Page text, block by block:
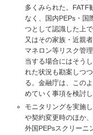
多くみられた。FATF
なく、国内PEPs・国
つとして認識した上
又はその家族・近親
マネロン等リスク管
当する場合にはそう
れた状況も勘案しつ
る。金融庁は、この
めていく事項を検討し
モニタリングを実施
や契約変更時のほか
外国PEPsスクリーニ